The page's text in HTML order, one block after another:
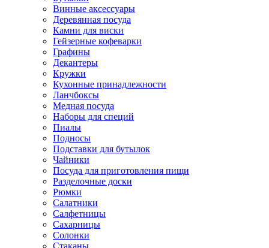
Винные аксессуары
Деревянная посуда
Камни для виски
Гейзерные кофеварки
Графины
Декантеры
Кружки
Кухонные принадлежности
Ланчбоксы
Медная посуда
Наборы для специй
Пиалы
Подносы
Подставки для бутылок
Чайники
Посуда для приготовления пищи
Разделочные доски
Рюмки
Салатники
Салфетницы
Сахарницы
Солонки
Стаканы